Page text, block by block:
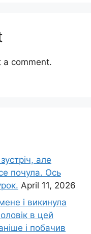
a comment.
але
почула. Ось
April 11, 2026
і викинула
в цей
і побачив